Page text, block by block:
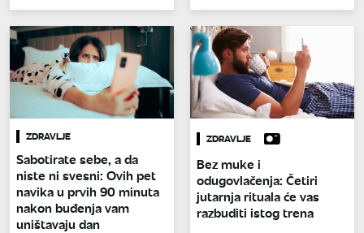
ZDRAVLJE
Sabotirate sebe, a da
niste ni svesni: Ovih pet
navika u prvih 90 minuta
nakon buđenja vam
uništavaju dan
ZDRAVLJE
Bez muke i
odugovlačenja: Četiri
jutarnja rituala će vas
razbuditi istog trena